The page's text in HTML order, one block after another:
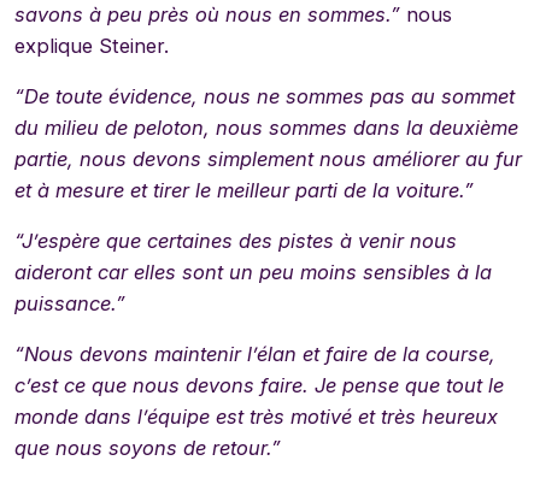
savons à peu près où nous en sommes.” nous
explique Steiner.
“De toute évidence, nous ne sommes pas au sommet
du milieu de peloton, nous sommes dans la deuxième
partie, nous devons simplement nous améliorer au fur
et à mesure et tirer le meilleur parti de la voiture.”
“J’espère que certaines des pistes à venir nous
aideront car elles sont un peu moins sensibles à la
puissance.”
“Nous devons maintenir l’élan et faire de la course,
c’est ce que nous devons faire. Je pense que tout le
monde dans l’équipe est très motivé et très heureux
que nous soyons de retour.”